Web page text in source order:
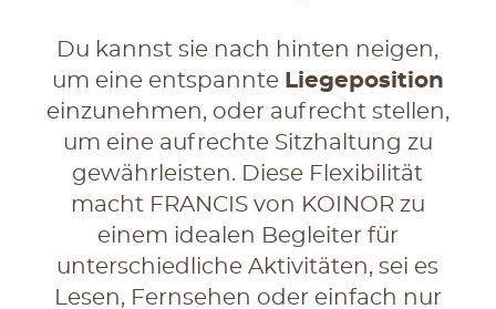
Du kannst sie nach hinten neigen,
um eine entspannte Liegeposition
einzunehmen, oder aufrecht stellen,
um eine aufrechte Sitzhaltung zu
gewährleisten. Diese Flexibilität
macht FRANCIS von KOINOR zu
einem idealen Begleiter für
unterschiedliche Aktivitäten, sei es
Lesen, Fernsehen oder einfach nur